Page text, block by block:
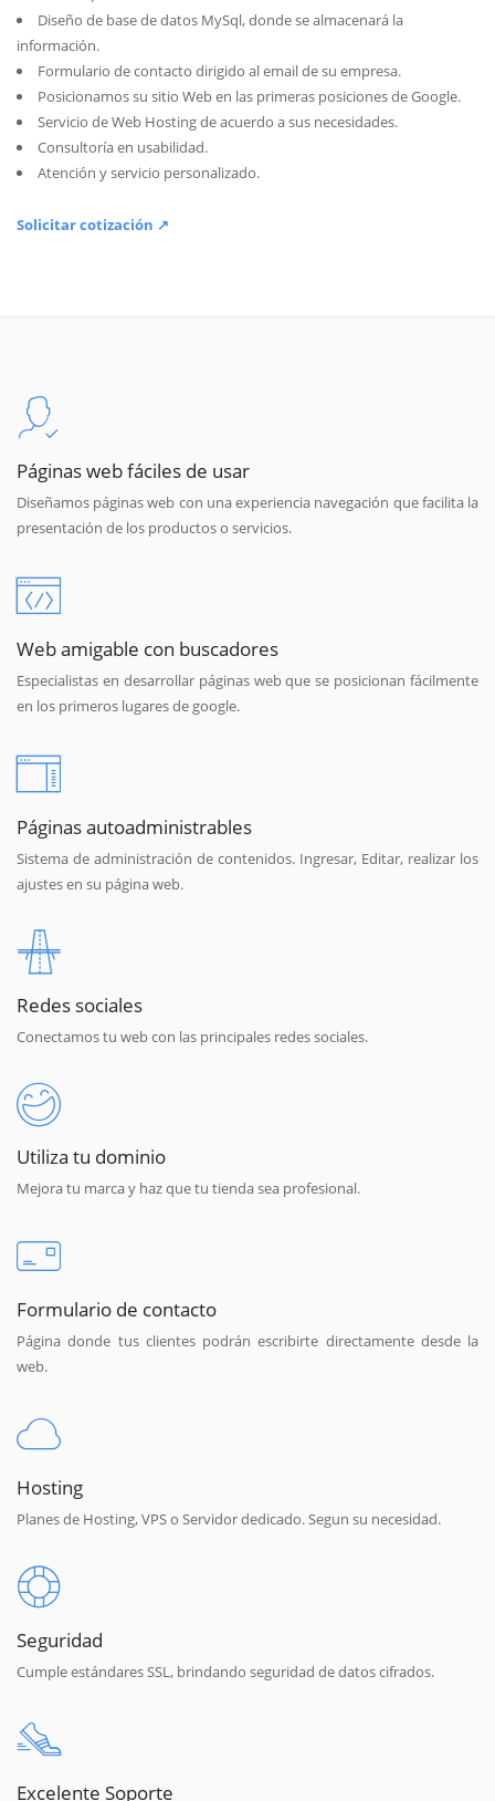
Diseño de base de datos MySql, donde se almacenará la
información.
Formulario de contacto dirigido al email de su empresa.
Posicionamos su sitio Web en las primeras posiciones de Google.
Servicio de Web Hosting de acuerdo a sus necesidades.
Consultoría en usabilidad.
Atención y servicio personalizado.
Solicitar cotización ↗
Páginas web fáciles de usar
Diseñamos páginas web con una experiencia navegación que facilita la
presentación de los productos o servicios.
Web amigable con buscadores
Especialistas en desarrollar páginas web que se posicionan fácilmente
en los primeros lugares de google.
Páginas autoadministrables
Sistema de administración de contenidos. Ingresar, Editar, realizar los
ajustes en su página web.
Redes sociales
Conectamos tu web con las principales redes sociales.
Utiliza tu dominio
Mejora tu marca y haz que tu tienda sea profesional.
Formulario de contacto
Página donde tus clientes podrán escribirte directamente desde la
web.
Hosting
Planes de Hosting, VPS o Servidor dedicado. Segun su necesidad.
Seguridad
Cumple estándares SSL, brindando seguridad de datos cifrados.
Excelente Soporte